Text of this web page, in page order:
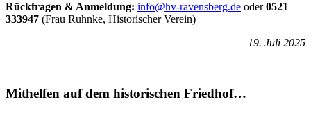
Rückfragen & Anmeldung: info@hv-ravensberg.de oder0521
333947 (Frau Ruhnke, Historischer Verein)
19. Juli 2025
Mithelfen auf dem historischen Friedhof…